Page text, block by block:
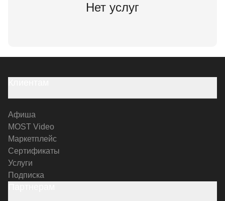
Нет услуг
Афиша
MOST Video
Маркетплейс
Сертификаты
Услуги
Подписка